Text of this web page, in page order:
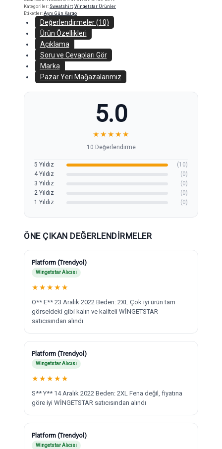
Kategoriler: Sweatshirt Wingetstar Ürünler
Etiketler: Aynı Gün Kargo
Değerlendirmeler (10)
Ürün Özellikleri
Açıklama
Soru ve Cevapları Gör
Marka
Pazar Yeri Mağazalarımız
5.0
★ ★ ★ ★ ★
10 Değerlendirme
5 Yıldız
(10)
4 Yıldız
(0)
3 Yıldız
(0)
2 Yıldız
(0)
1 Yıldız
(0)
ÖNE ÇIKAN DEĞERLENDIRMELER
Platform (Trendyol)
Wingetstar Alıcısı
★ ★ ★ ★ ★
O** E** 23 Aralık 2022 Beden: 2XL Çok iyi ürün tam
görseldeki gibi kalın ve kaliteli WİNGETSTAR
satıcısından alındı
Platform (Trendyol)
Wingetstar Alıcısı
★ ★ ★ ★ ★
S** Y** 14 Aralık 2022 Beden: 2XL Fena değil, fiyatına
göre iyi WİNGETSTAR satıcısından alındı
Platform (Trendyol)
Wingetstar Alıcısı